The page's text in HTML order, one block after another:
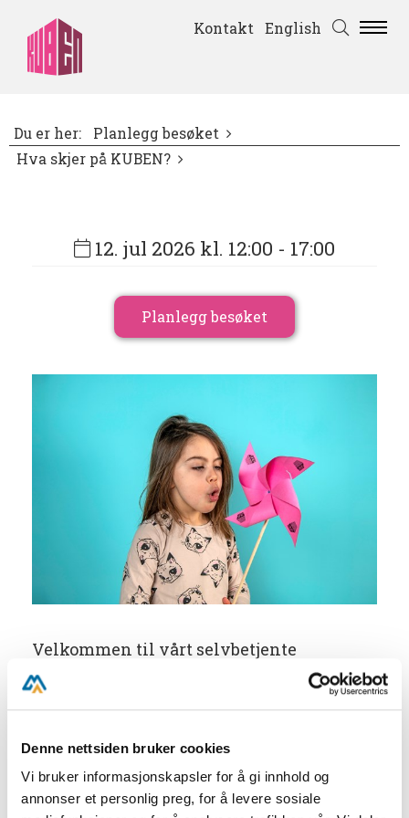
Denne nettsiden bruker cookies
Vi bruker informasjonskapsler for å gi innhold og
annonser et personlig preg, for å levere sosiale
Kontakt English
Du er her:
Planlegg besøket
Hva skjer på KUBEN?
12. jul 2026 kl. 12:00 - 17:00
Planlegg besøket
Velkommen til vårt selvbetjente
Ta en pause fra hverdagen og kos dere sammen
Verkstedet er åpent hver dag i museets
åpningstider.